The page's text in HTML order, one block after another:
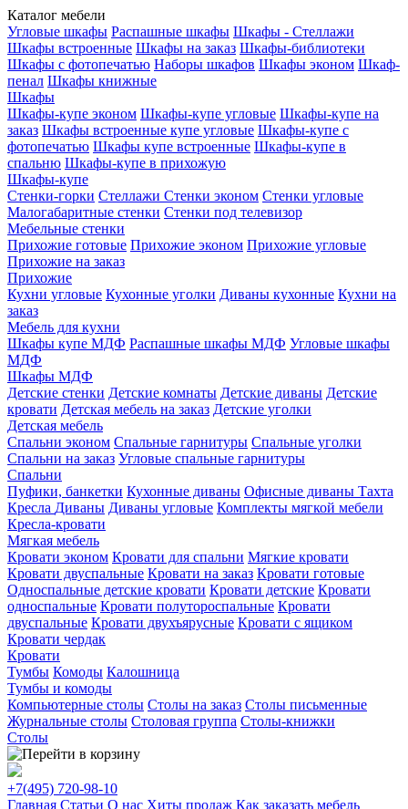
Каталог мебели
Угловые шкафы Распашные шкафы Шкафы - Стеллажи
Шкафы встроенные Шкафы на заказ Шкафы-библиотеки
Шкафы с фотопечатью Наборы шкафов Шкафы эконом Шкаф-
пенал Шкафы книжные
Шкафы
Шкафы-купе эконом Шкафы-купе угловые Шкафы-купе на
заказ Шкафы встроенные купе угловые Шкафы-купе с
фотопечатью Шкафы купе встроенные Шкафы-купе в
спальню Шкафы-купе в прихожую
Шкафы-купе
Стенки-горки Стеллажи Стенки эконом Стенки угловые
Малогабаритные стенки Стенки под телевизор
Мебельные стенки
Прихожие готовые Прихожие эконом Прихожие угловые
Прихожие на заказ
Прихожие
Кухни угловые Кухонные уголки Диваны кухонные Кухни на
заказ
Мебель для кухни
Шкафы купе МДФ Распашные шкафы МДФ Угловые шкафы
МДФ
Шкафы МДФ
Детские стенки Детские комнаты Детские диваны Детские
кровати Детская мебель на заказ Детские уголки
Детская мебель
Спальни эконом Спальные гарнитуры Спальные уголки
Спальни на заказ Угловые спальные гарнитуры
Спальни
Пуфики, банкетки Кухонные диваны Офисные диваны Тахта
Кресла Диваны Диваны угловые Комплекты мягкой мебели
Кресла-кровати
Мягкая мебель
Кровати эконом Кровати для спальни Мягкие кровати
Кровати двуспальные Кровати на заказ Кровати готовые
Односпальные детские кровати Кровати детские Кровати
односпальные Кровати полутороспальные Кровати
двуспальные Кровати двухъярусные Кровати с ящиком
Кровати чердак
Кровати
Тумбы Комоды Калошница
Тумбы и комоды
Компьютерные столы Столы на заказ Столы письменные
Журнальные столы Столовая группа Столы-книжки
Столы
+7(495) 720-98-10
Главная Статьи О нас Хиты продаж Как заказать мебель